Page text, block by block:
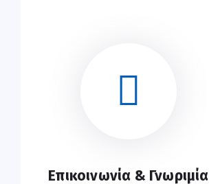
Επικοινωνία & Γνωριμία